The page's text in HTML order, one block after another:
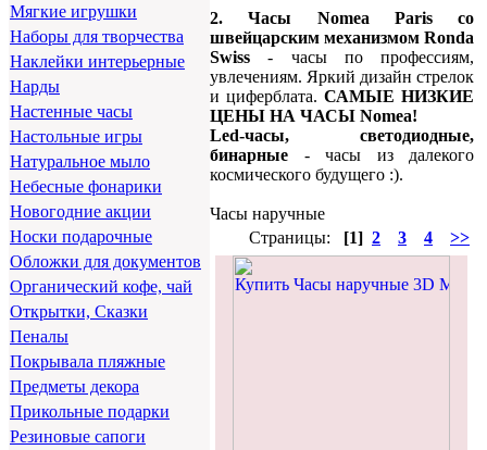
Мягкие игрушки
Наборы для творчества
Наклейки интерьерные
Нарды
Настенные часы
Настольные игры
Натуральное мыло
Небесные фонарики
Новогодние акции
Носки подарочные
Обложки для документов
Органический кофе, чай
Открытки, Сказки
Пеналы
Покрывала пляжные
Предметы декора
Прикольные подарки
Резиновые сапоги
2. Часы Nomea Paris со
швейцарским механизмом Ronda
Swiss- часы по профессиям,
увлечениям. Яркий дизайн стрелок
и циферблата. САМЫЕ НИЗКИЕ
ЦЕНЫ НА ЧАСЫ Nomea!
Led-часы, светодиодные,
бинарные - часы из далекого
космического будущего :).
Часы наручные
Страницы:
[1] 2 3 4 >>